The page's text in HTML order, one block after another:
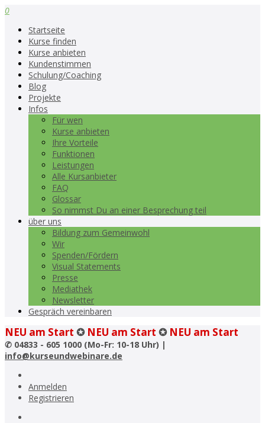
0
Startseite
Kurse finden
Kurse anbieten
Kundenstimmen
Schulung/Coaching
Blog
Projekte
Infos
Für wen
Kurse anbieten
Ihre Vorteile
Funktionen
Leistungen
Alle Kursanbieter
FAQ
Glossar
So nimmst Du an einer Besprechung teil
über uns
Bildung zum Gemeinwohl
Wir
Spenden/Fördern
Visual Statements
Presse
Mediathek
Newsletter
Gespräch vereinbaren
NEU am Start ✪ NEU am Start ✪ NEU am Start
✆ 04833 - 605 1000 (Mo-Fr: 10-18 Uhr) |
info@kurseundwebinare.de
Anmelden
Registrieren